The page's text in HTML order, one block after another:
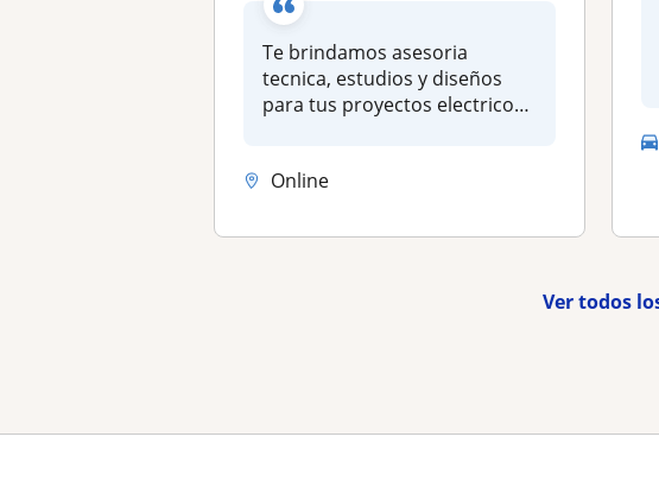
Te brindamos asesoria
tecnica, estudios y diseños
para tus proyectos electricos,
Online
Ver todos